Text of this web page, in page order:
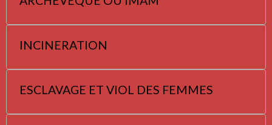
INCINERATION
ESCLAVAGE ET VIOL DES FEMMES